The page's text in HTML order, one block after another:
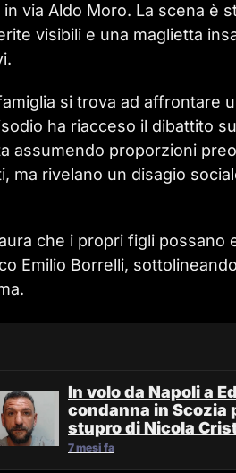
via Aldo Moro. La scena è
visibili e una maglietta
si trova ad affrontare
ha riacceso il dibattito
assumendo proporzioni
ma rivelano un disagio
che i propri figli possano
Emilio Borrelli,
In volo da Napoli a
condanna in Scozia
stupro di Nicola
7 mesi fa